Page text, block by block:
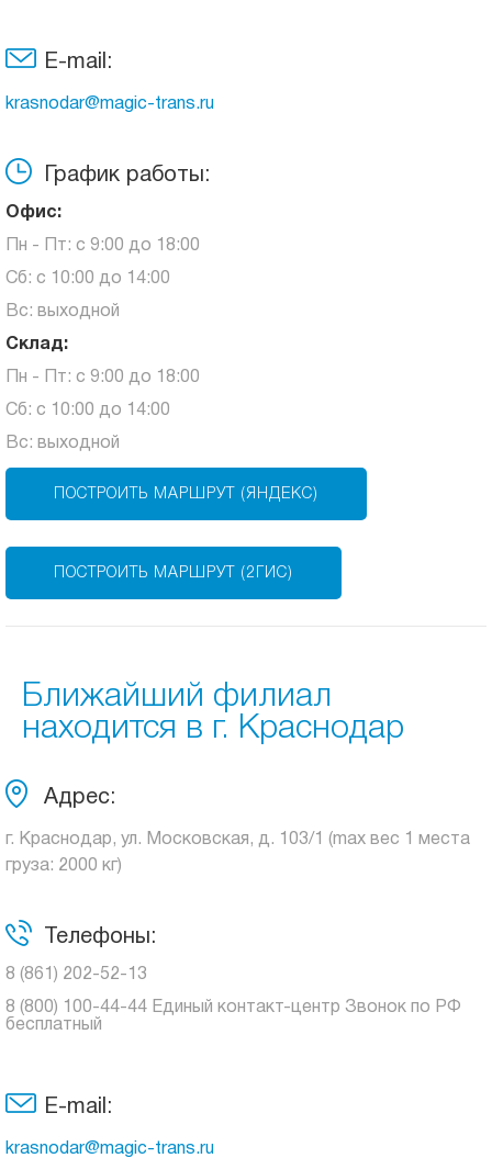
E-mail:
krasnodar@magic-trans.ru
График работы:
Офис:
Пн - Пт: с 9:00 до 18:00
Сб: с 10:00 до 14:00
Вс: выходной
Склад:
Пн - Пт: с 9:00 до 18:00
Сб: с 10:00 до 14:00
Вс: выходной
ПОСТРОИТЬ МАРШРУТ (ЯНДЕКС)
ПОСТРОИТЬ МАРШРУТ (2ГИС)
Ближайший филиал
находится в г. Краснодар
Адрес:
г. Краснодар, ул. Московская, д. 103/1 (max вес 1 места
груза: 2000 кг)
Телефоны:
8 (861) 202-52-13
8 (800) 100-44-44 Единый контакт-центр Звонок по РФ
бесплатный
E-mail:
krasnodar@magic-trans.ru